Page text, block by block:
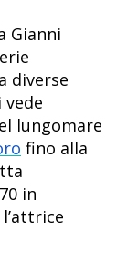
Gianni
diverse
lungomare
fino alla
in